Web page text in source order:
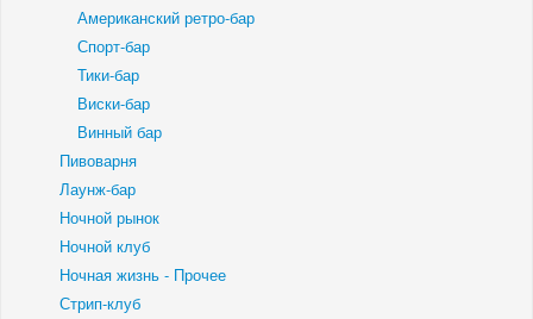
Американский ретро-бар
Спорт-бар
Тики-бар
Виски-бар
Винный бар
Пивоварня
Лаунж-бар
Ночной рынок
Ночной клуб
Ночная жизнь - Прочее
Стрип-клуб